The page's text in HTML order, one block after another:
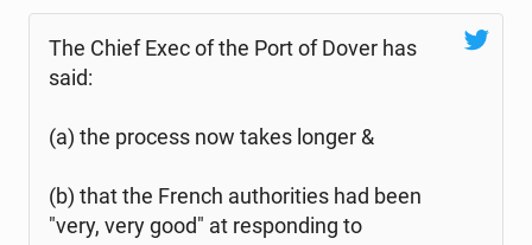
The Chief Exec of the Port of Dover has
said:
(a) the process now takes longer &
(b) that the French au­tho­ri­ties had been
"very, very good" at re­spon­ding to